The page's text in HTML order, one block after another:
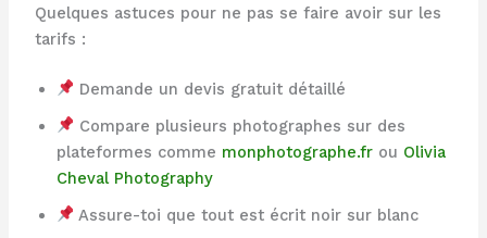
Quelques astuces pour ne pas se faire avoir sur les
tarifs :
Demande un devis gratuit détaillé
Compare plusieurs photographes sur des
plateformes comme monphotographe.frou Olivia
Cheval Photography
Assure-toi que tout est écrit noir sur blanc